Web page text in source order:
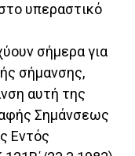
υπεραστικό
σήμερα για
σήμανσης,
αυτή της
Σημάνσεως
Εντός